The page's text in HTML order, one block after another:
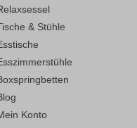
& Stühle
Konto